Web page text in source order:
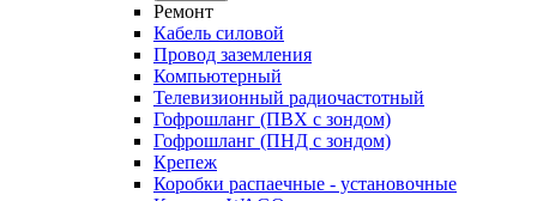
Ремонт
Кабель силовой
Провод заземления
Компьютерный
Телевизионный радиочастотный
Гофрошланг (ПВХ с зондом)
Гофрошланг (ПНД с зондом)
Крепеж
Коробки распаечные - установочные